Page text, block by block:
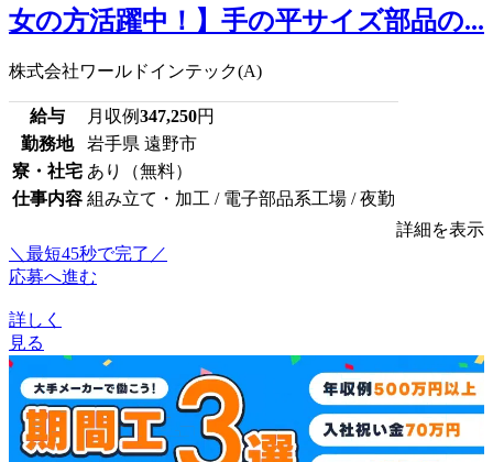
女の方活躍中！】手の平サイズ部品の...
株式会社ワールドインテック(A)
給与 月収例347,250円
勤務地
岩手県 遠野市
寮・社宅 あり（無料）
仕事内容 組み立て・加工 / 電子部品系工場 / 夜勤
詳細を表示
＼最短45秒で完了／
応募へ進む
詳しく
見る